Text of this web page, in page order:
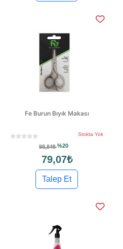
Fe Burun Bıyık Makası
Stokta Yok
98,84₺%20
79,07₺
Talep Et